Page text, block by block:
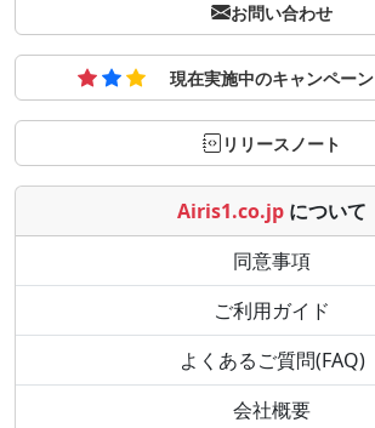
お問い合わせ
現在実施中のキャンペーン
リリースノート
Airis1.co.jp について
同意事項
ご利用ガイド
よくあるご質問(FAQ)
会社概要